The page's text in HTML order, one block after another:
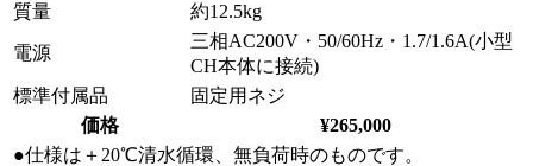
質量
約12.5kg
電源
三相AC200V・50/60Hz・1.7/1.6A(小型
CH本体に接続)
標準付属品
固定用ネジ
価格
¥265,000
●仕様は＋20℃清水循環、無負荷時のものです。